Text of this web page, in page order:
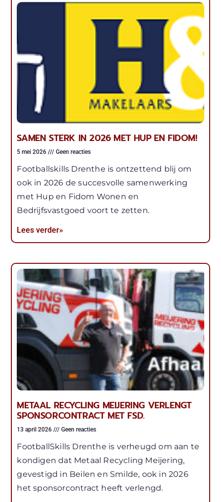
SAMEN STERK IN 2026 MET HUP EN FIDOM!
5 mei 2026 Geen reacties
Footballskills Drenthe is ontzettend blij om
ook in 2026 de succesvolle samenwerking
met Hup en Fidom Wonen en
Bedrijfsvastgoed voort te zetten.
Lees verder»
METAAL RECYCLING MEIJERING VERLENGT
SPONSORCONTRACT MET FSD.
13 april 2026 Geen reacties
FootballSkills Drenthe is verheugd om aan te
kondigen dat Metaal Recycling Meijering,
gevestigd in Beilen en Smilde, ook in 2026
het sponsorcontract heeft verlengd.